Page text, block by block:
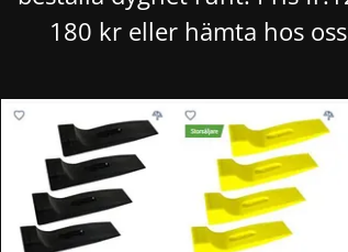
180 kr eller hämta hos oss